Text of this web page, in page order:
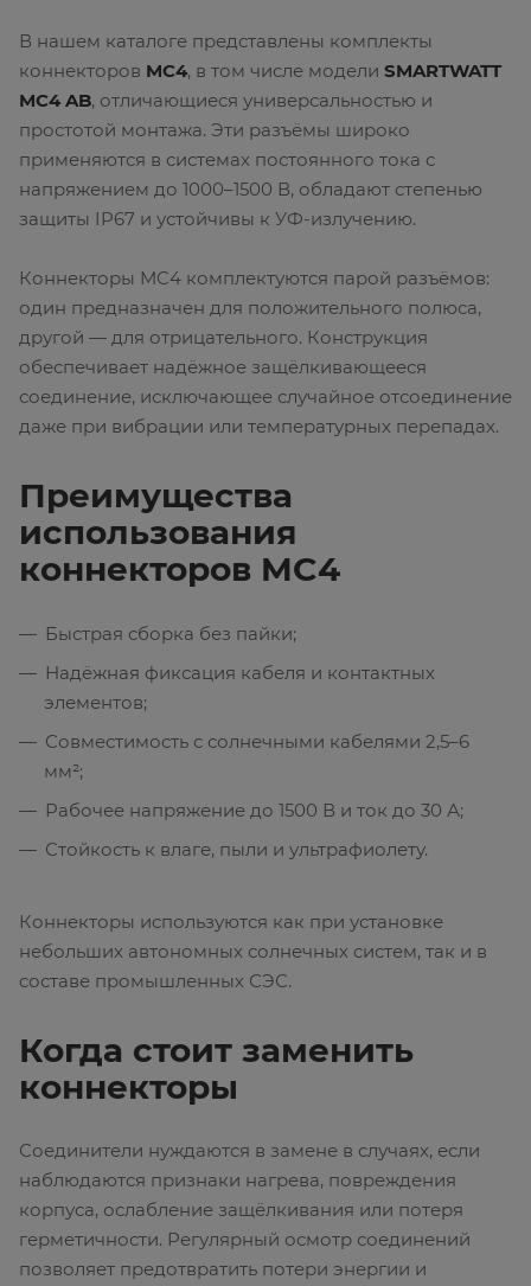
В нашем каталоге представлены комплекты
коннекторов MC4, в том числе модели SMARTWATT
MC4 AB, отличающиеся универсальностью и
простотой монтажа. Эти разъёмы широко
применяются в системах постоянного тока с
напряжением до 1000–1500 В, обладают степенью
защиты IP67 и устойчивы к УФ-излучению.
Коннекторы MC4 комплектуются парой разъёмов:
один предназначен для положительного полюса,
другой — для отрицательного. Конструкция
обеспечивает надёжное защёлкивающееся
соединение, исключающее случайное отсоединение
даже при вибрации или температурных перепадах.
Преимущества
использования
коннекторов MC4
Быстрая сборка без пайки;
Надёжная фиксация кабеля и контактных
элементов;
Совместимость с солнечными кабелями 2,5–6
мм²;
Рабочее напряжение до 1500 В и ток до 30 А;
Стойкость к влаге, пыли и ультрафиолету.
Коннекторы используются как при установке
небольших автономных солнечных систем, так и в
составе промышленных СЭС.
Когда стоит заменить
коннекторы
Соединители нуждаются в замене в случаях, если
наблюдаются признаки нагрева, повреждения
корпуса, ослабление защёлкивания или потеря
герметичности. Регулярный осмотр соединений
позволяет предотвратить потери энергии и